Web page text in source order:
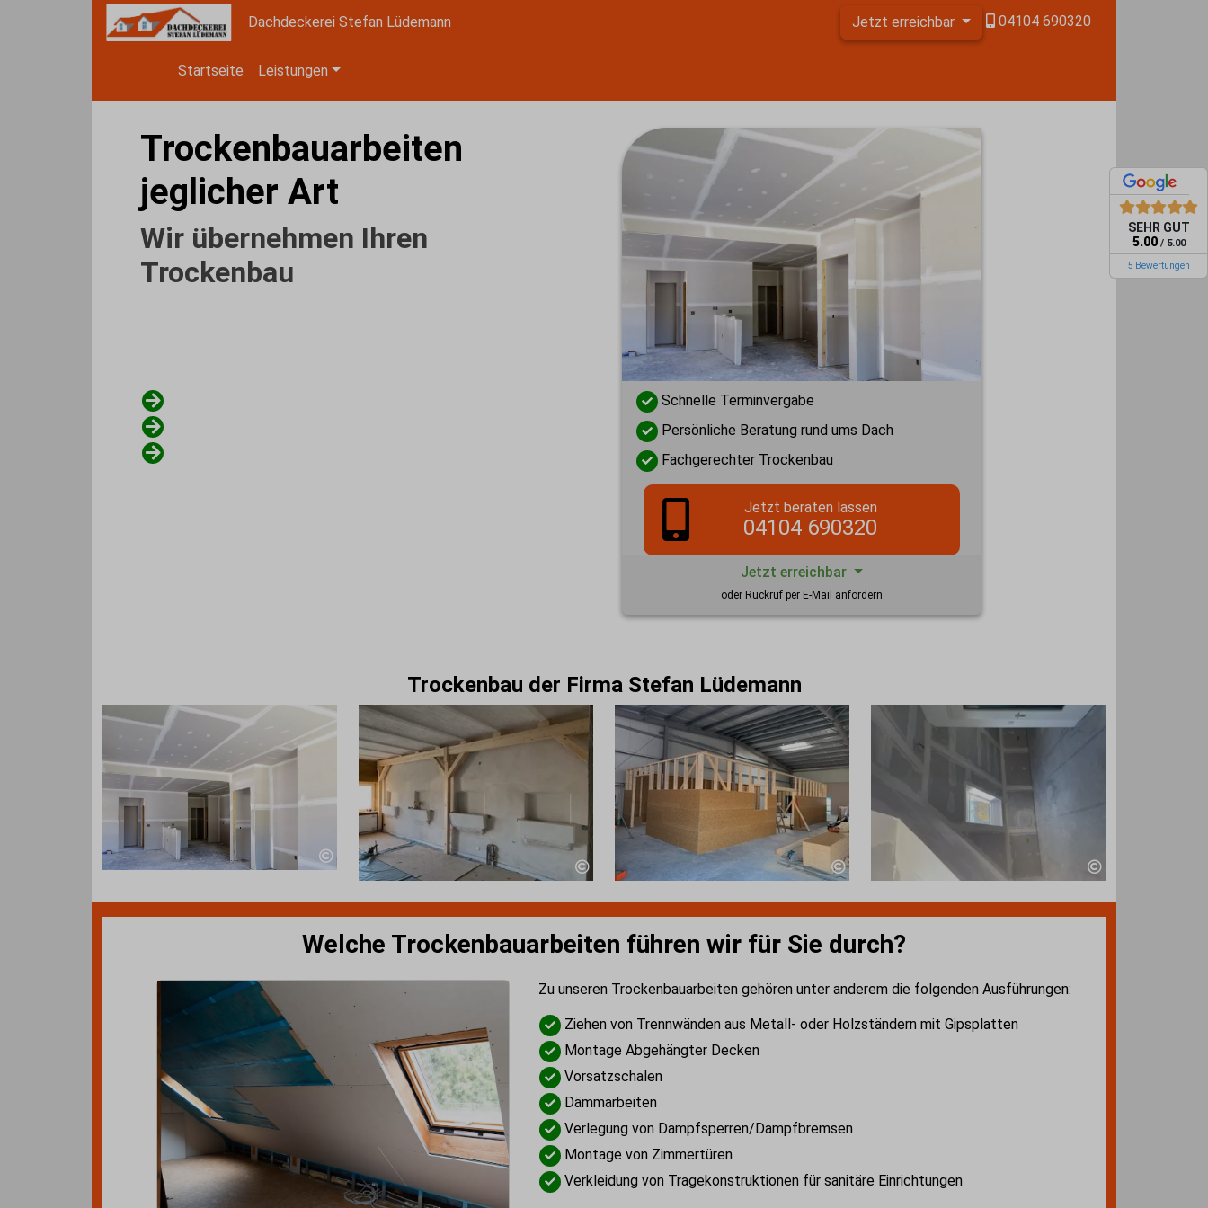
Dachdeckerei Stefan Lüdemann Jetzt erreichbar 04104 690320
Startseite Leistungen
Trockenbauarbeiten
jeglicher Art
Wir übernehmen Ihren
Trockenbau
Schnelle Terminvergabe
Persönliche Beratung rund ums Dach
Fachgerechter Trockenbau
Jetzt beraten lassen
04104 690320
Jetzt erreichbar
oder Rückruf per E-Mail anfordern
Trockenbau der Firma Stefan Lüdemann
Welche Trockenbauarbeiten führen wir für Sie durch?
Zu unseren Trockenbauarbeiten gehören unter anderem die folgenden Ausführungen:
Ziehen von Trennwänden aus Metall- oder Holzständern mit Gipsplatten
Montage Abgehängter Decken
Vorsatzschalen
Dämmarbeiten
Verlegung von Dampfsperren/Dampfbremsen
Montage von Zimmertüren
Verkleidung von Tragekonstruktionen für sanitäre Einrichtungen
SEHR GUT
5.00 / 5.00
5 Bewertungen